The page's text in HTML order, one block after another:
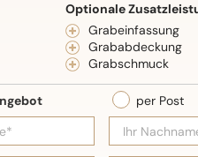
Optionale
Grabeinfassung
Grababdeckung
Grabschmuck